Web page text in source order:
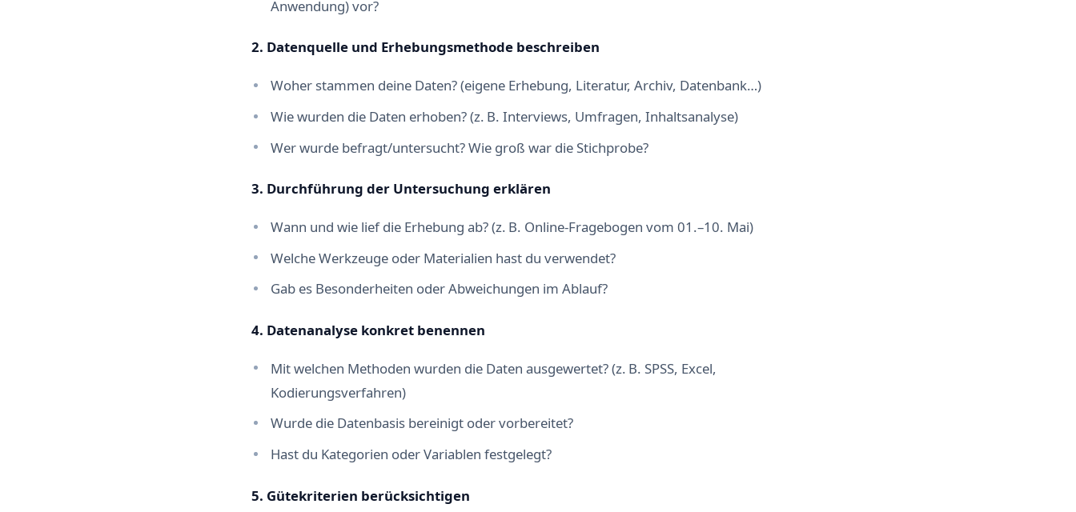
Anwendung) vor?
2. Datenquelle und Erhebungsmethode beschreiben
Woher stammen deine Daten? (eigene Erhebung, Literatur, Archiv, Datenbank…)
Wie wurden die Daten erhoben? (z. B. Interviews, Umfragen, Inhaltsanalyse)
Wer wurde befragt/untersucht? Wie groß war die Stichprobe?
3. Durchführung der Untersuchung erklären
Wann und wie lief die Erhebung ab? (z. B. Online-Fragebogen vom 01.–10. Mai)
Welche Werkzeuge oder Materialien hast du verwendet?
Gab es Besonderheiten oder Abweichungen im Ablauf?
4. Datenanalyse konkret benennen
Mit welchen Methoden wurden die Daten ausgewertet? (z. B. SPSS, Excel,
Kodierungsverfahren)
Wurde die Datenbasis bereinigt oder vorbereitet?
Hast du Kategorien oder Variablen festgelegt?
5. Gütekriterien berücksichtigen